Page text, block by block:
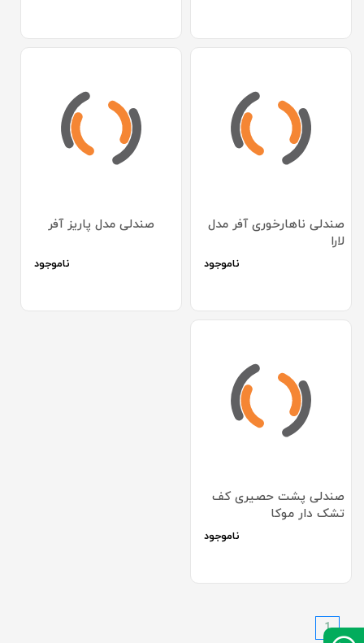
صندلی ناهارخوری آفر مدل
لارا
ناموجود
صندلی مدل پاریز آفر
ناموجود
صندلی پشت حصیری کف
تشک دار موکا
ناموجود
1